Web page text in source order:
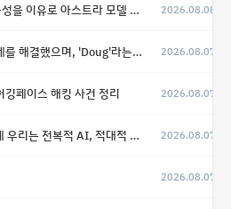
유로 아스트라 모델 출시 연기 2026.08.08
코드명을 가진 훨씬 더 큰 모델을 활발히 개발 중 2026.08.07
페이스 해킹 사건 정리 2026.08.07
적 AI, 적대적 AI 둘 다 보게 될 것" 2026.08.07
2026.08.07